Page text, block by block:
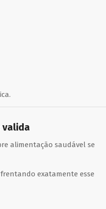
valida
alimentação saudável se
exatamente esse